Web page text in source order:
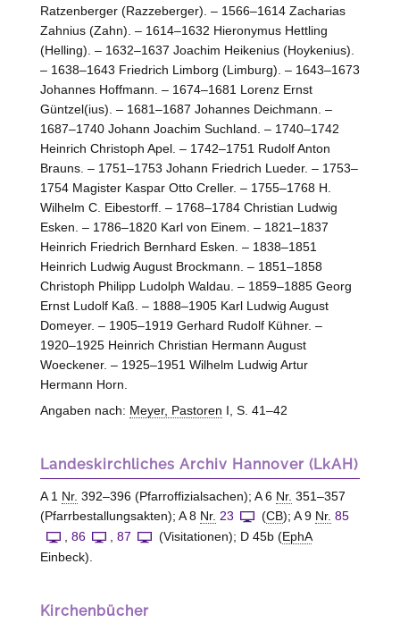
Ratzenberger (Razzeberger). – 1566–1614 Zacharias
Zahnius (Zahn). – 1614–1632 Hieronymus Hettling
(Helling). – 1632–1637 Joachim Heikenius (Hoykenius).
– 1638–1643 Friedrich Limborg (Limburg). – 1643–1673
Johannes Hoffmann. – 1674–1681 Lorenz Ernst
Güntzel(ius). – 1681–1687 Johannes Deichmann. –
1687–1740 Johann Joachim Suchland. – 1740–1742
Heinrich Christoph Apel. – 1742–1751 Rudolf Anton
Brauns. – 1751–1753 Johann Friedrich Lueder. – 1753–
1754 Magister Kaspar Otto Creller. – 1755–1768 H.
Wilhelm C. Eibestorff. – 1768–1784 Christian Ludwig
Esken. – 1786–1820 Karl von Einem. – 1821–1837
Heinrich Friedrich Bernhard Esken. – 1838–1851
Heinrich Ludwig August Brockmann. – 1851–1858
Christoph Philipp Ludolph Waldau. – 1859–1885 Georg
Ernst Ludolf Kaß. – 1888–1905 Karl Ludwig August
Domeyer. – 1905–1919 Gerhard Rudolf Kühner. –
1920–1925 Heinrich Christian Hermann August
Woeckener. – 1925–1951 Wilhelm Ludwig Artur
Hermann Horn.
Angaben nach: Meyer, Pastoren I, S. 41–42
Landeskirchliches Archiv Hannover (LkAH)
A 1 Nr. 392–396 (Pfarroffizialsachen); A 6 Nr. 351–357
(Pfarrbestallungsakten); A 8 Nr. 23 (CB); A 9 Nr. 85
, 86 , 87 (Visitationen); D 45b (EphA
Einbeck).
Kirchenbücher